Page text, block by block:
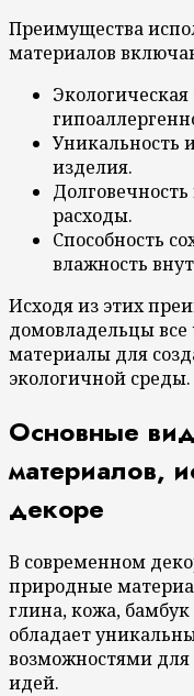
Преимущества
материалов
Экологическая
Уникальность
изделия.
расходы.
Способность
влажность
Исходя из этих
домовладельцы
материалы для
экологичной среды.
Основные
материалов,
декоре
В современном
природные
глина, кожа,
обладает
возможностями
идей.